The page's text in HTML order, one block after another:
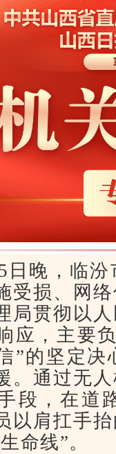
日晚，临
受损、网
局贯彻以
应，主要
”的坚定
。通过无
段，在道
以肩扛手
命线”。